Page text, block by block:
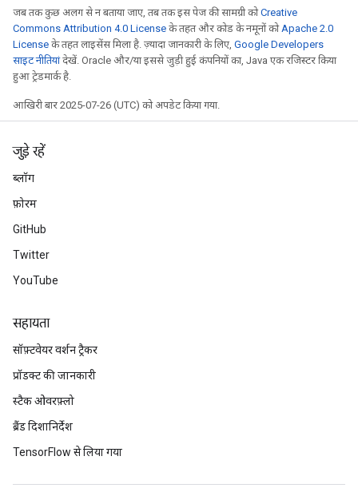
जब तक कुछ अलग से न बताया जाए, तब तक इस पेज की सामग्री कोCreative
Commons Attribution 4.0 License के तहत और कोड के नमूनों को Apache 2.0
License के तहत लाइसेंस मिला है. ज़्यादा जानकारी के लिए, Google Developers
साइट नीतियांदेखें. Oracle और/या इससे जुड़ी हुई कंपनियों का, Java एक रजिस्टर किया
हुआ ट्रेडमार्क है.
आखिरी बार 2025-07-26 (UTC) को अपडेट किया गया.
जुड़े रहें
ब्लॉग
फ़ोरम
GitHub
Twitter
YouTube
सहायता
सॉफ़्टवेयर वर्शन ट्रैकर
प्रॉडक्ट की जानकारी
स्टैक ओवरफ़्लो
ब्रैंड दिशानिर्देश
TensorFlow से लिया गया